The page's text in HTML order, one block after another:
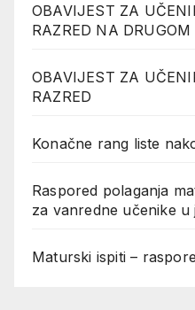
OBAVIJEST ZA
RAZRED NA
OBAVIJEST ZA
RAZRED
Konačne rang liste
Raspored polaganja
za vanredne učenike
Maturski ispiti –